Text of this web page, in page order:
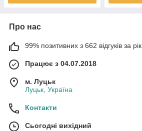
Про нас
99% позитивних з 662 відгуків за рік
Працює з 04.07.2018
м. Луцьк
Луцьк, Україна
Контакти
Сьогодні вихідний